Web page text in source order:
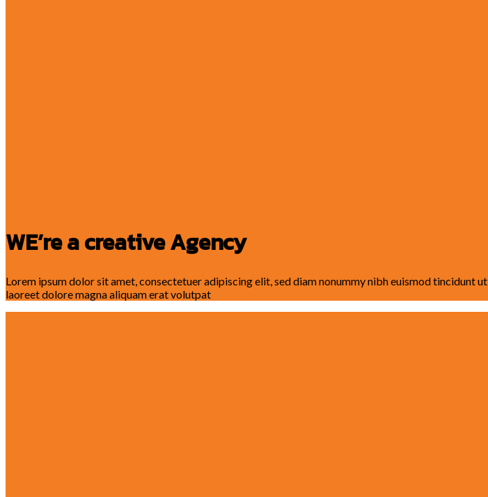
WE’re a creative Agency
Lorem ipsum dolor sit amet, consectetuer adipiscing elit, sed diam nonummy nibh euismod tincidunt ut
laoreet dolore magna aliquam erat volutpat